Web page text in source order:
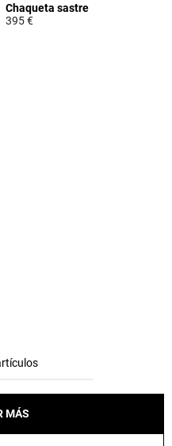
Chaqueta sastre
395 €
MÁS